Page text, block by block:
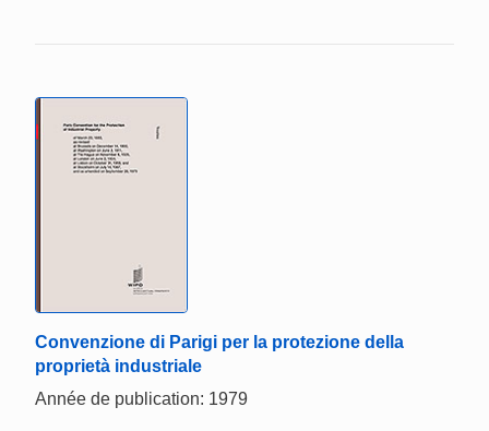
Convenzione di Parigi per la protezione della
proprietà industriale
Année de publication: 1979